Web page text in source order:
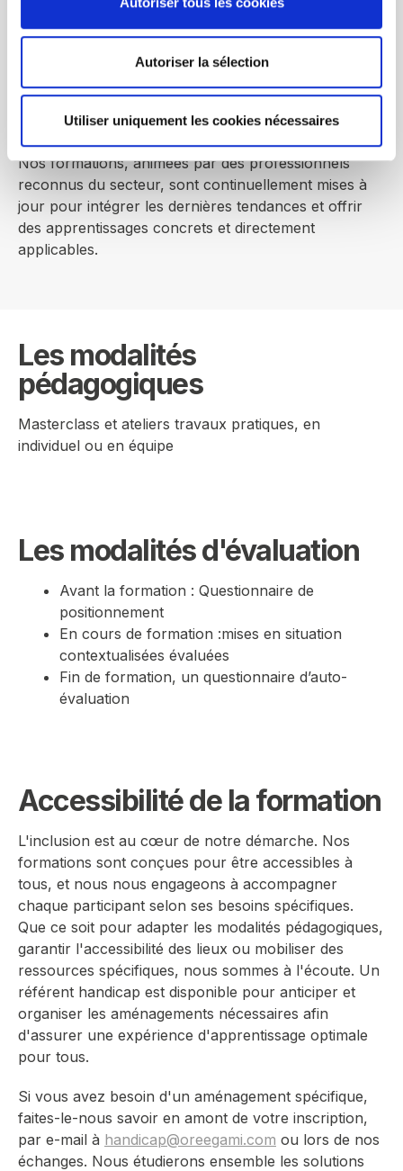
Autoriser la sélection
Utiliser uniquement les cookies nécessaires
(Artefact), et formateur.
consultants experts, alliant une parfaite maîtrise
des métiers du marketing, de la communication et de
la donnée à un savoir-faire pédagogique éprouvé.
Nos formations, animées par des professionnels
reconnus du secteur, sont continuellement mises à
jour pour intégrer les dernières tendances et offrir
des apprentissages concrets et directement
applicables.
Les modalités
pédagogiques
Masterclass et ateliers travaux pratiques, en
individuel ou en équipe
Les modalités d'évaluation
Avant la formation : Questionnaire de
positionnement
En cours de formation :mises en situation
contextualisées évaluées
Fin de formation, un questionnaire d’auto-
évaluation
Accessibilité de la formation
L'inclusion est au cœur de notre démarche. Nos
formations sont conçues pour être accessibles à
tous, et nous nous engageons à accompagner
chaque participant selon ses besoins spécifiques.
Que ce soit pour adapter les modalités pédagogiques,
garantir l'accessibilité des lieux ou mobiliser des
ressources spécifiques, nous sommes à l'écoute. Un
référent handicap est disponible pour anticiper et
organiser les aménagements nécessaires afin
d'assurer une expérience d'apprentissage optimale
pour tous.
Si vous avez besoin d'un aménagement spécifique,
faites-le-nous savoir en amont de votre inscription,
par e-mail à handicap@oreegami.com ou lors de nos
échanges. Nous étudierons ensemble les solutions